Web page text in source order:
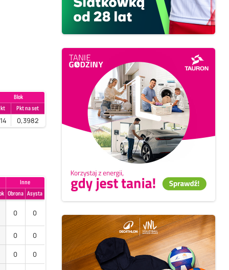
Blok
Pkt na set
0,3982
Inne
Obrona Asysta
0 0
0 0
0 0